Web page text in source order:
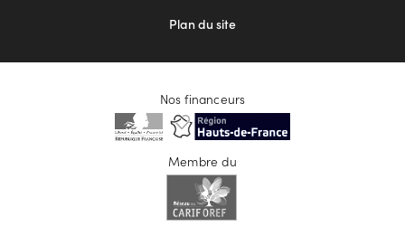
Plan du site
Nos financeurs
Membre du